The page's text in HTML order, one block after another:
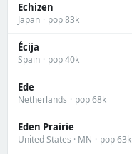
Echizen
Japan · pop 83k
Écija
Spain · pop 40k
Ede
Netherlands · pop 68k
Eden Prairie
United States · MN · pop 63k